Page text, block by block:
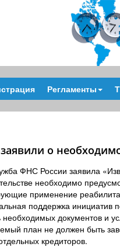
Регламенты
о
ФНС России заявила
необходимо
применение
поддержка инициатив
необходимых документов и
план не должен быть
кредиторов.